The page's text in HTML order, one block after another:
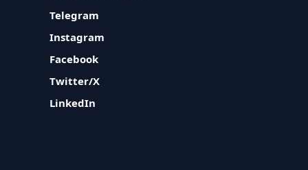
Telegram
Instagram
Facebook
Twitter/X
LinkedIn